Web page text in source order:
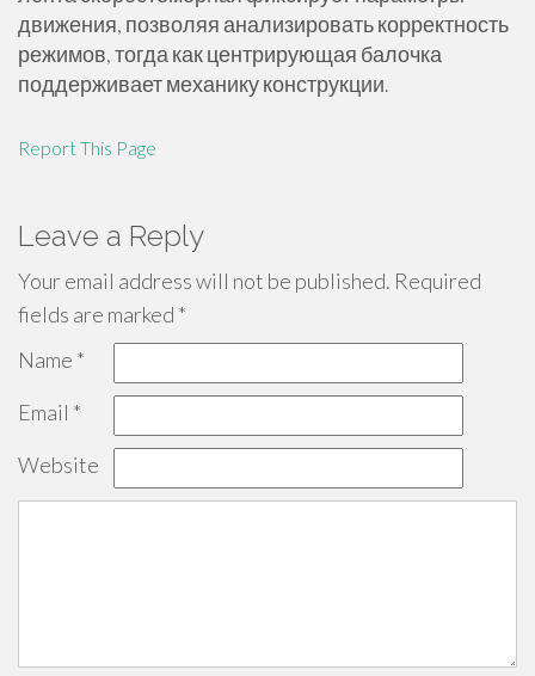
движения, позволяя анализировать корректность
режимов, тогда как центрирующая балочка
поддерживает механику конструкции.
Report This Page
Leave a Reply
Your email address will not be published. Required
fields are marked *
Name *
Email *
Website